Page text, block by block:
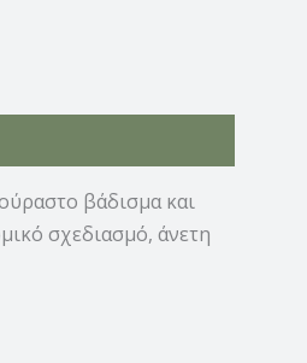
βάδισμα και
σχεδιασμό, άνετη